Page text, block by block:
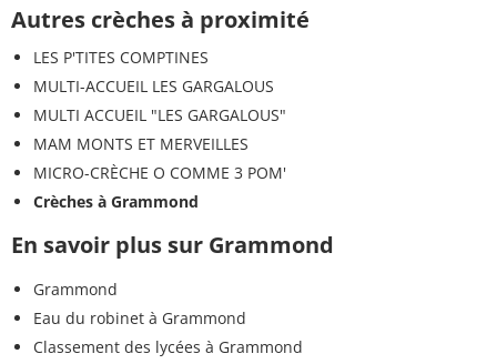
Autres crèches à proximité
LES P'TITES COMPTINES
MULTI-ACCUEIL LES GARGALOUS
MULTI ACCUEIL "LES GARGALOUS"
MAM MONTS ET MERVEILLES
MICRO-CRÈCHE O COMME 3 POM'
Crèches à Grammond
En savoir plus sur Grammond
Grammond
Eau du robinet à Grammond
Classement des lycées à Grammond